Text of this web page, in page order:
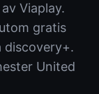
Viaplay.
gratis
discovery+.
United